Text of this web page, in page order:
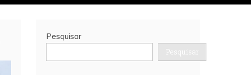
Pesquisar
Pesquisar